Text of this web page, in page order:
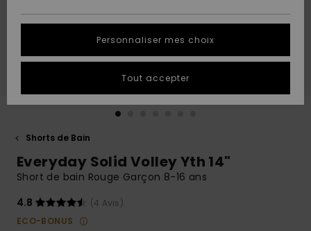
A
Découvrir
A
Découvrir
tailles
conversation
plus rapide
à votre
question.
Démarrer
QUIKSILVER
Shorts de Bain
Everyday Solid Volley Yth 14"
Short de bain Rouge Garçon 8-16 ans
4.8
(4 Avis)
ECO-BONUS
Personnaliser mes choix
Tout accepter